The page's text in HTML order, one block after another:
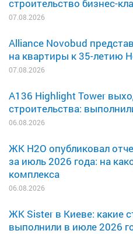
строительство бизнес-
07.08.2026
Alliance Novobud
на квартиры к 35-летию
07.08.2026
A136 Highlight Tower
строительства:
06.08.2026
ЖК H2O опубликовал
за июль 2026 года: на
комплекса
06.08.2026
ЖК Sister в Киеве: какие
выполнили в июле 2026